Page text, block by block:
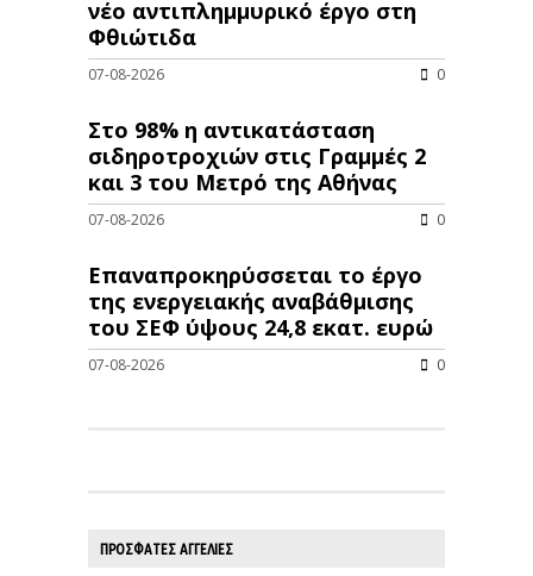
νέo αντιπλημμυρικό έργο στη
Φθιώτιδα
07-08-2026 0
Στο 98% η αντικατάσταση
σιδηροτροχιών στις Γραμμές 2
και 3 του Μετρό της Αθήνας
07-08-2026 0
Επαναπροκηρύσσεται το έργο
της ενεργειακής αναβάθμισης
του ΣΕΦ ύψους 24,8 εκατ. ευρώ
07-08-2026 0
ΠΡΟΣΦΑΤΕΣ ΑΓΓΕΛΙΕΣ